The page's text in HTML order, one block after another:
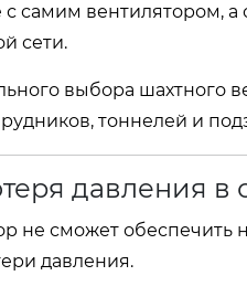
с самим вентилятором,
сети.
выбора шахтного
тоннелей и
давления в
сможет обеспечить
давления.